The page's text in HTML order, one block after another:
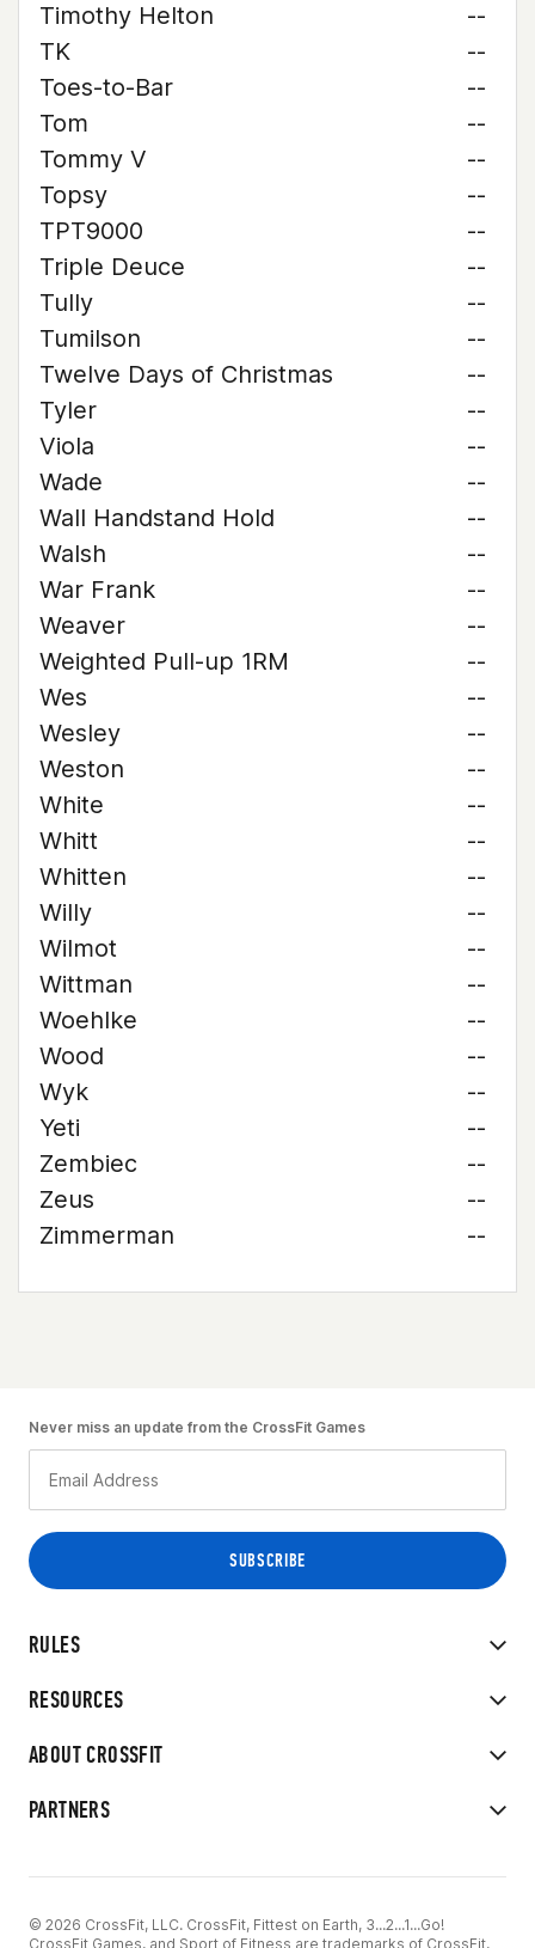
Timothy Helton
--
TK
--
Toes-to-Bar
--
Tom
--
Tommy V
--
Topsy
--
TPT9000
--
Triple Deuce
--
Tully
--
Tumilson
--
Twelve Days of Christmas
--
Tyler
--
Viola
--
Wade
--
Wall Handstand Hold
--
Walsh
--
War Frank
--
Weaver
--
Weighted Pull-up 1RM
--
Wes
--
Wesley
--
Weston
--
White
--
Whitt
--
Whitten
--
Willy
--
Wilmot
--
Wittman
--
Woehlke
--
Wood
--
Wyk
--
Yeti
--
Zembiec
--
Zeus
--
Zimmerman
--
RULES
RESOURCES
ABOUT CROSSFIT
PARTNERS
Never miss an update from the CrossFit Games
© 2026 CrossFit, LLC. CrossFit, Fittest on Earth, 3...2...1...Go!
CrossFit Games, and Sport of Fitness are trademarks of CrossFit,